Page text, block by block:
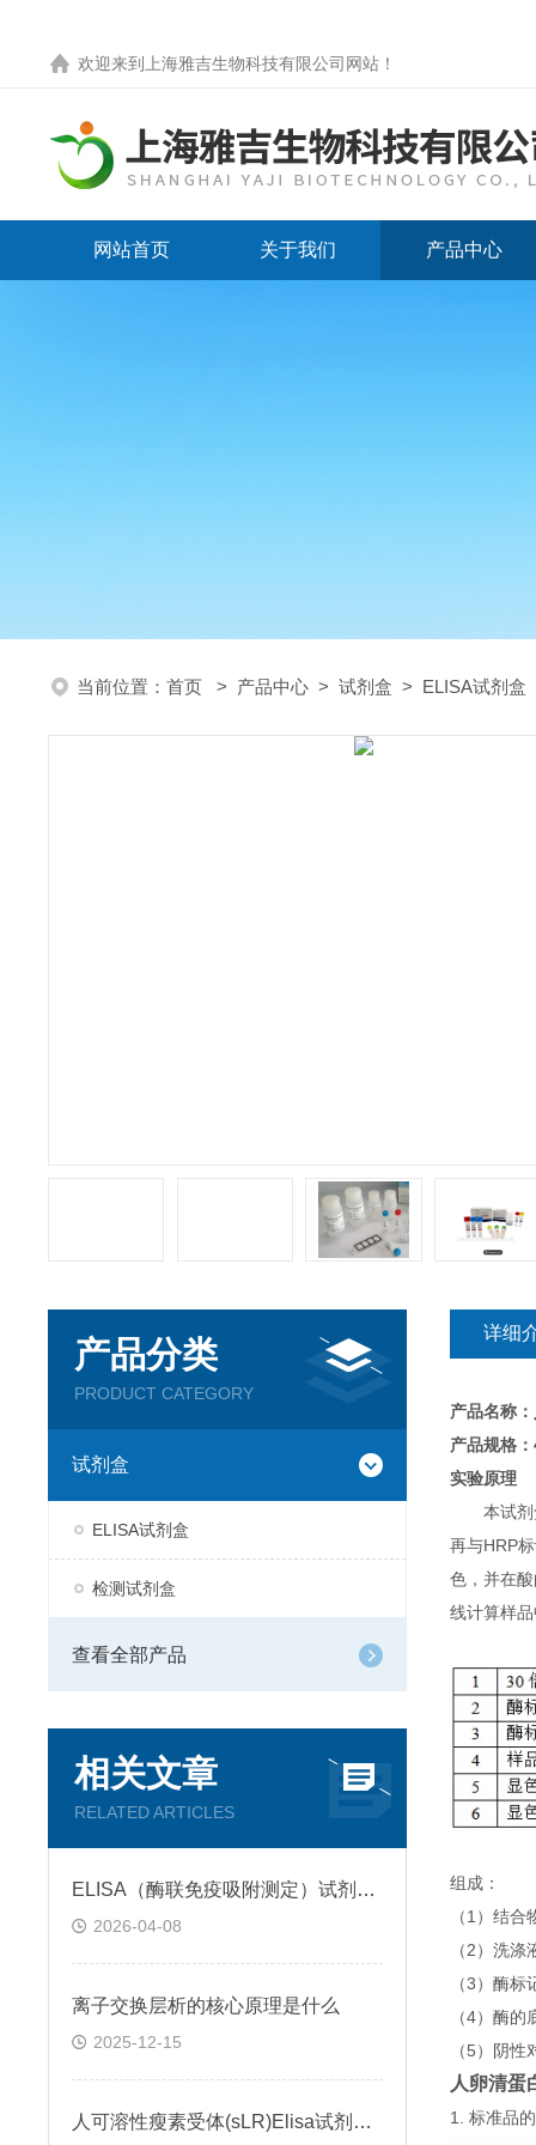
欢迎来到 上海雅吉生物科技有限公司网站 ！
网站首页 关于我们 产品中心
当前位置： 首页 > 产品中心 > 试剂盒 > ELISA试剂盒
产品分类
PRODUCT CATEGORY
试剂盒
ELISA试剂盒
检测试剂盒
查看全部产品
相关文章
RELATED ARTICLES
ELISA（酶联免疫吸附测定）试剂盒原理类型检测方法
2026-04-08
离子交换层析的核心原理是什么
2025-12-15
人可溶性瘦素受体(sLR)Elisa试剂盒可溶性受体的作用
详细
产品名称：
产品规格
实验原理
本试
再与HRP
色，并在
线计算样
组成：
（1）结
（2）洗
（3）酶
（4）酶的
（5）阴
人卵清蛋
1. 标准品